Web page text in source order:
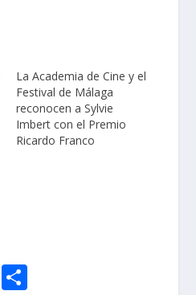
La Academia de Cine y el
Festival de Málaga
reconocen a Sylvie
Imbert con el Premio
Ricardo Franco
W